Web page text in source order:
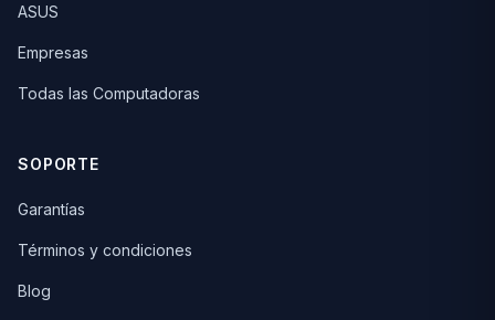
ASUS
Empresas
Todas las Computadoras
SOPORTE
Garantías
Términos y condiciones
Blog